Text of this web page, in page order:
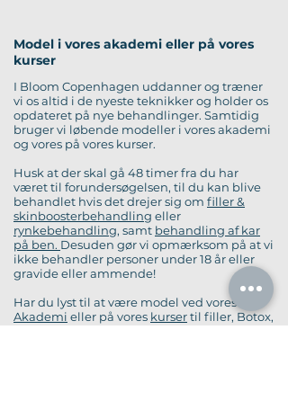
Model i vores akademi eller på vores
kurser
I Bloom Copenhagen uddanner og træner
vi os altid i de nyeste teknikker og holder os
opdateret på nye behandlinger. Samtidig
bruger vi løbende modeller i vores akademi
og vores på vores kurser.
Husk at der skal gå 48 timer fra du har
været til forundersøgelsen, til du kan blive
behandlet hvis det drejer sig om filler &
skinboosterbehandling eller
rynkebehandling, samt behandling af kar
på ben. Desuden gør vi opmærksom på at vi
ikke behandler personer under 18 år eller
gravide eller ammende!
Har du lyst til at være model ved vores
Akademi eller på vores kursertil filler, Botox,